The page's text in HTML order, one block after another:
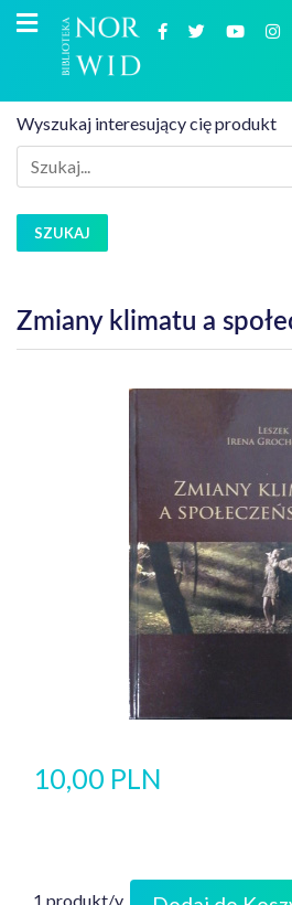
Wyszukaj interesujący cię produkt
SZUKAJ
Zmiany klimatu a
10,00 PLN
1 produkt/y